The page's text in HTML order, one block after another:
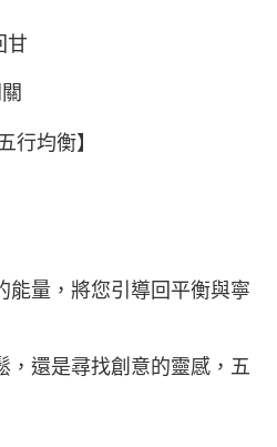
甘
行均衡】
能量，將您引導回平衡與寧
，還是尋找創意的靈感，五